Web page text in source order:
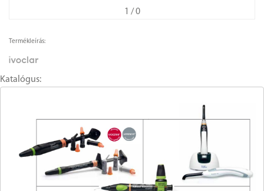
1 / 0
Termékleírás:
Katalógus: